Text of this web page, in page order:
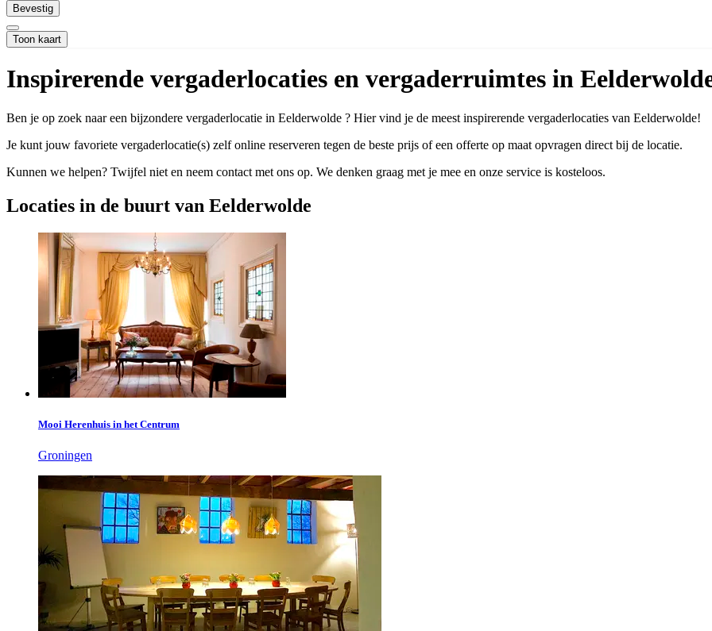
Bevestig
Toon kaart
Inspirerende vergaderlocaties en vergaderruimtes in
Ben je op zoek naar een bijzondere vergaderlocatie in Eelderwolde ? Hier vind je de meest inspirerende vergaderlocaties van Eelderwolde!
Je kunt jouw favoriete vergaderlocatie(s) zelf online reserveren tegen de beste prijs of een offerte op maat opvragen direct bij de locatie.
Kunnen we helpen? Twijfel niet en neem contact met ons op. We denken graag met je mee en onze service is kosteloos.
Locaties in de buurt van Eelderwolde
Mooi Herenhuis in het Centrum
Groningen